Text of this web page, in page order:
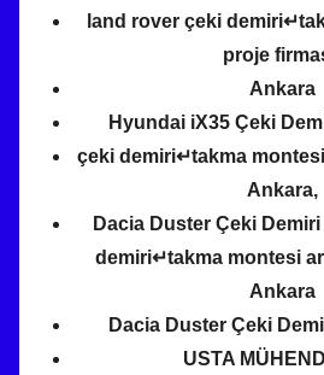
land rover çeki
proje
Ankara
Hyundai iX35 Çeki
çeki demiri↵takma
Ankara,
Dacia Duster Çeki
demiri↵takma montesi
Ankara
Dacia Duster Çeki
USTA